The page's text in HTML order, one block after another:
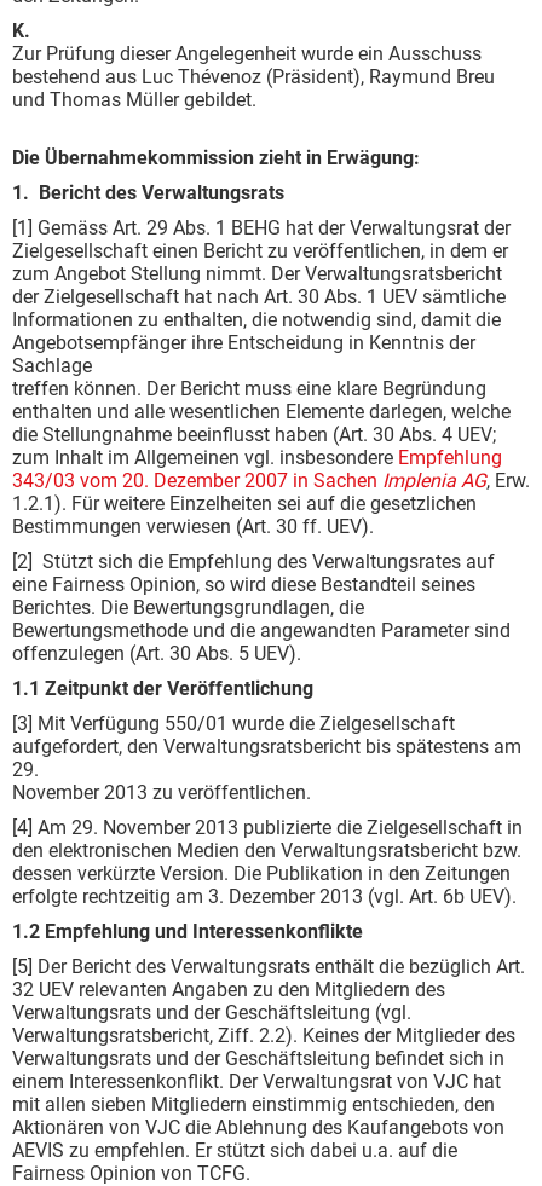
K.
Zur Prüfung dieser Angelegenheit wurde ein Ausschuss
bestehend aus Luc Thévenoz (Präsident), Raymund Breu
und Thomas Müller gebildet.
Die Übernahmekommission zieht in Erwägung:
1. Bericht des Verwaltungsrats
[1] Gemäss Art. 29 Abs. 1 BEHG hat der Verwaltungsrat der
Zielgesellschaft einen Bericht zu veröffentlichen, in dem er
zum Angebot Stellung nimmt. Der Verwaltungsratsbericht
der Zielgesellschaft hat nach Art. 30 Abs. 1 UEV sämtliche
Informationen zu enthalten, die notwendig sind, damit die
Angebotsempfänger ihre Entscheidung in Kenntnis der
Sachlage
treffen können. Der Bericht muss eine klare Begründung
enthalten und alle wesentlichen Elemente darlegen, welche
die Stellungnahme beeinflusst haben (Art. 30 Abs. 4 UEV;
zum Inhalt im Allgemeinen vgl. insbesondere Empfehlung
343/03 vom 20. Dezember 2007 in Sachen Implenia AG, Erw.
1.2.1). Für weitere Einzelheiten sei auf die gesetzlichen
Bestimmungen verwiesen (Art. 30 ff. UEV).
[2] Stützt sich die Empfehlung des Verwaltungsrates auf
eine Fairness Opinion, so wird diese Bestandteil seines
Berichtes. Die Bewertungsgrundlagen, die
Bewertungsmethode und die angewandten Parameter sind
offenzulegen (Art. 30 Abs. 5 UEV).
1.1 Zeitpunkt der Veröffentlichung
[3] Mit Verfügung 550/01 wurde die Zielgesellschaft
aufgefordert, den Verwaltungsratsbericht bis spätestens am
29.
November 2013 zu veröffentlichen.
[4] Am 29. November 2013 publizierte die Zielgesellschaft in
den elektronischen Medien den Verwaltungsratsbericht bzw.
dessen verkürzte Version. Die Publikation in den Zeitungen
erfolgte rechtzeitig am 3. Dezember 2013 (vgl. Art. 6b UEV).
1.2 Empfehlung und Interessenkonflikte
[5] Der Bericht des Verwaltungsrats enthält die bezüglich Art.
32 UEV relevanten Angaben zu den Mitgliedern des
Verwaltungsrats und der Geschäftsleitung (vgl.
Verwaltungsratsbericht, Ziff. 2.2). Keines der Mitglieder des
Verwaltungsrats und der Geschäftsleitung befindet sich in
einem Interessenkonflikt. Der Verwaltungsrat von VJC hat
mit allen sieben Mitgliedern einstimmig entschieden, den
Aktionären von VJC die Ablehnung des Kaufangebots von
AEVIS zu empfehlen. Er stützt sich dabei u.a. auf die
Fairness Opinion von TCFG.